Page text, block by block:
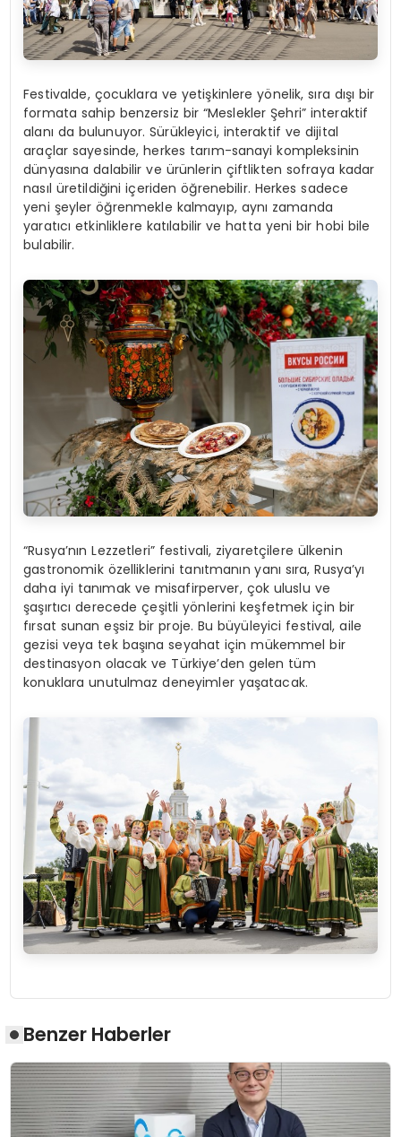
Festivalde, çocuklara ve yetişkinlere yönelik, sıra dışı bir
formata sahip benzersiz bir “Meslekler Şehri” interaktif
alanı da bulunuyor. Sürükleyici, interaktif ve dijital
araçlar sayesinde, herkes tarım-sanayi kompleksinin
dünyasına dalabilir ve ürünlerin çiftlikten sofraya kadar
nasıl üretildiğini içeriden öğrenebilir. Herkes sadece
yeni şeyler öğrenmekle kalmayıp, aynı zamanda
yaratıcı etkinliklere katılabilir ve hatta yeni bir hobi bile
bulabilir.
“Rusya’nın Lezzetleri” festivali, ziyaretçilere ülkenin
gastronomik özelliklerini tanıtmanın yanı sıra, Rusya’yı
daha iyi tanımak ve misafirperver, çok uluslu ve
şaşırtıcı derecede çeşitli yönlerini keşfetmek için bir
fırsat sunan eşsiz bir proje. Bu büyüleyici festival, aile
gezisi veya tek başına seyahat için mükemmel bir
destinasyon olacak ve Türkiye’den gelen tüm
konuklara unutulmaz deneyimler yaşatacak.
Benzer Haberler